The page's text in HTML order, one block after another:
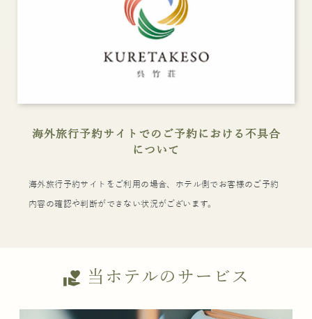
海外旅行予約サイトでのご予約における不具合
について
海外旅行予約サイトをご利用の場合、ホテル側でお客様のご予約
内容の確認や判断ができない状況がございます。
volunteer_activism 当ホテルのサービス